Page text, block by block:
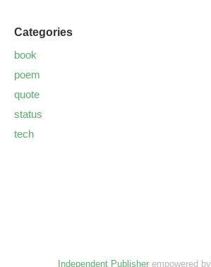
Categories
book
poem
quote
status
tech
Independent Publisherempowered by